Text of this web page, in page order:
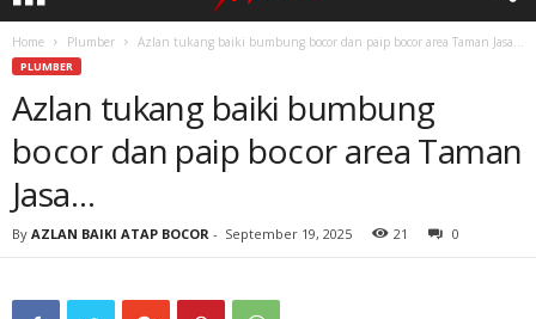
Home Plumber Azlan tukang baiki bumbung bocor dan paip bocor area Taman Jasa…
PLUMBER
Azlan tukang baiki bumbung
bocor dan paip bocor area Taman
Jasa…
By AZLAN BAIKI ATAP BOCOR - September 19, 2025 21 0